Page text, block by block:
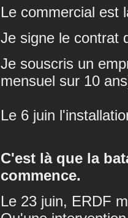
Le commercial est
Je signe le contrat
Je souscris un
mensuel sur 10
Le 6 juin
C'est là que la
commence.
Le 23 juin, ERDF